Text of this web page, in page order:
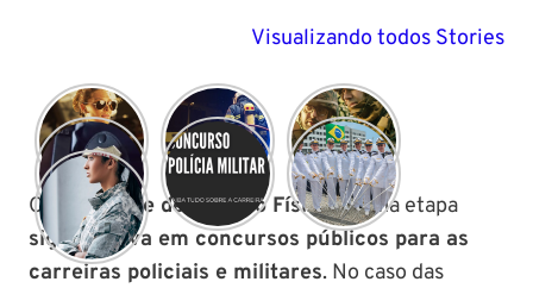
Visualizando todos Stories
O TAF (Teste de Aptidão Física)é uma etapa
significativa em concursos públicos para as
carreiras policiais e militares. No caso das